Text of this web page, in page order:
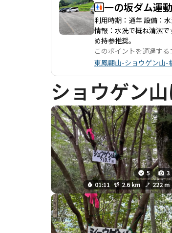
一の坂ダム運
利用時期：通年 設備：
情報：水洗で概ね清潔
め持参推奨。
このポイントを通過する
東鳳翩山-ショウゲン山-
ショウゲン
5
3
01:11
2.6 km 222 m